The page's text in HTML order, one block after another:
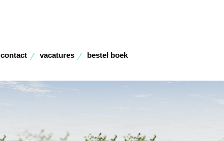
contact vacatures bestel boek